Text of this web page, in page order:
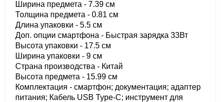
Ширина предмета - 7.39 см
Толщина предмета - 0.81 см
Длина упаковки - 5.5 см
Доп. опции смартфона - Быстрая зарядка 33Вт
Высота упаковки - 17.5 см
Ширина упаковки - 9 см
Страна производства - Китай
Высота предмета - 15.99 см
Комплектация - смартфон; документация; адаптер
питания; Кабель USB Type-C; инструмент для